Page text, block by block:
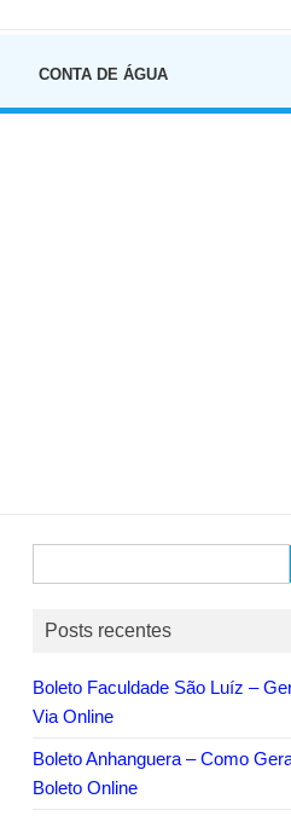
CONTA DE ÁGUA
por:
Posts recentes
Boleto Faculdade São Luíz –
Via Online
Boleto Anhanguera – Como
Boleto Online